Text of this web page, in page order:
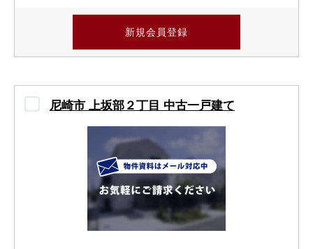
新規会員登録
尼崎市 上坂部２丁目 中古一戸建て